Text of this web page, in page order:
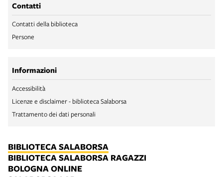
Contatti
Contatti della biblioteca
Persone
Informazioni
Accessibilità
Licenze e disclaimer - biblioteca Salaborsa
Trattamento dei dati personali
BIBLIOTECA SALABORSA
BIBLIOTECA SALABORSA RAGAZZI
BOLOGNA ONLINE